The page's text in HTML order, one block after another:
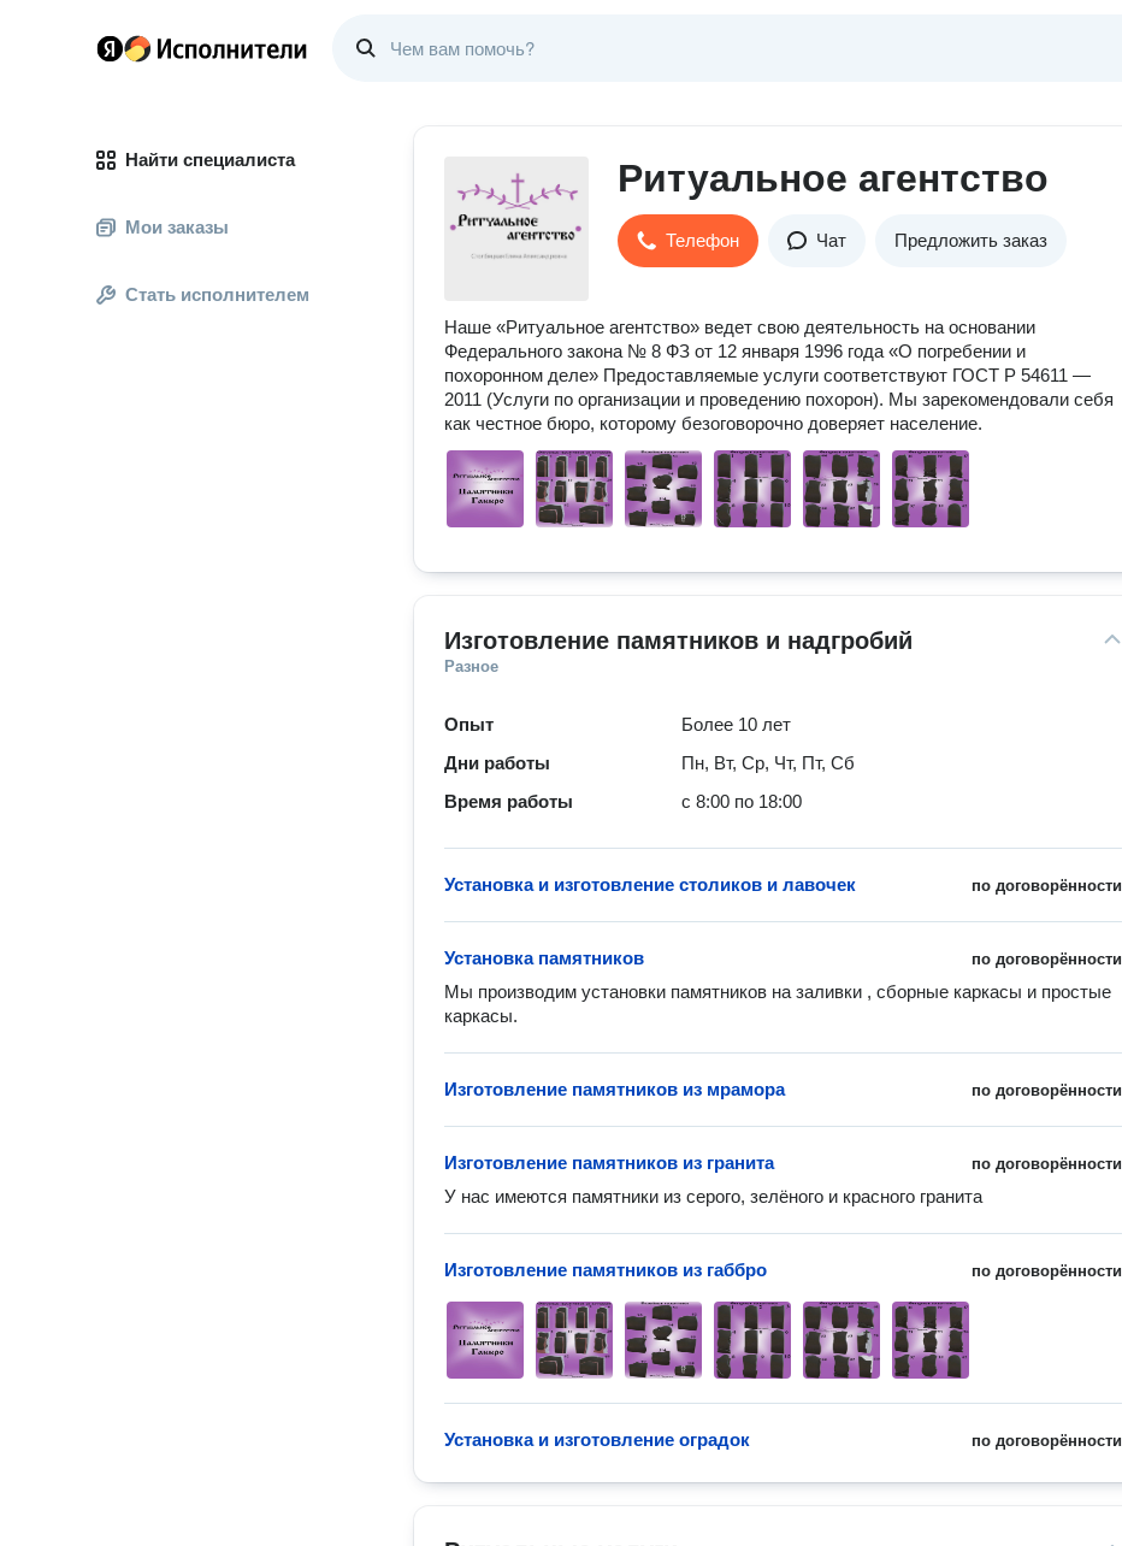
Найти специалиста
Мои заказы
Стать исполнителем
Ритуальное агентство
Телефон Чат Предложить заказ
Наше «Ритуальное агентство» ведет свою деятельность на основании
Федерального закона № 8 ФЗ от 12 января 1996 года «О погребении и
похоронном деле» Предоставляемые услуги соответствуют ГОСТ Р 54611 —
2011 (Услуги по организации и проведению похорон). Мы зарекомендовали себя
как честное бюро, которому безоговорочно доверяет население.
Изготовление памятников и надгробий
Разное
Опыт
Более 10 лет
Дни работы
Пн, Вт, Ср, Чт, Пт, Сб
Время работы
с 8:00 по 18:00
по договорённости
Установка и изготовление столиков и лавочек
по договорённости
Установка памятников
Мы производим установки памятников на заливки , сборные каркасы и простые
каркасы.
по договорённости
Изготовление памятников из мрамора
по договорённости
Изготовление памятников из гранита
У нас имеются памятники из серого, зелёного и красного гранита
по договорённости
Изготовление памятников из габбро
по договорённости
Установка и изготовление оградок